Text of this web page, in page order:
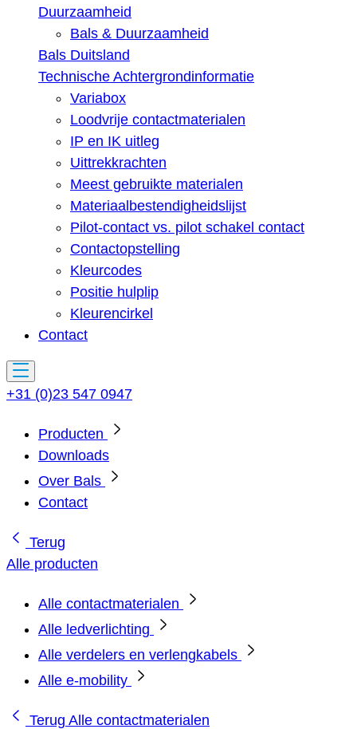
Duurzaamheid
Bals & Duurzaamheid
Bals Duitsland
Technische Achtergrondinformatie
Variabox
Loodvrije contactmaterialen
IP en IK uitleg
Uittrekkrachten
Meest gebruikte materialen
Materiaalbestendigheidslijst
Pilot-contact vs. pilot schakel contact
Contactopstelling
Kleurcodes
Positie hulplip
Kleurencirkel
Contact
+31 (0)23 547 0947
Producten
Downloads
Over Bals
Contact
Terug
Alle producten
Alle contactmaterialen
Alle ledverlichting
Alle verdelers en verlengkabels
Alle e-mobility
Terug Alle contactmaterialen